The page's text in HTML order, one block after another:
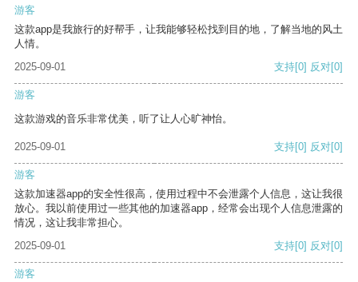
游客
这款app是我旅行的好帮手，让我能够轻松找到目的地，了解当地的风土
人情。
2025-09-01
支持[0] 反对[0]
游客
这款游戏的音乐非常优美，听了让人心旷神怡。
2025-09-01 支持[0] 反对[0]
游客
这款加速器app的安全性很高，使用过程中不会泄露个人信息，这让我很
放心。我以前使用过一些其他的加速器app，经常会出现个人信息泄露的
情况，这让我非常担心。
2025-09-01
支持[0] 反对[0]
游客